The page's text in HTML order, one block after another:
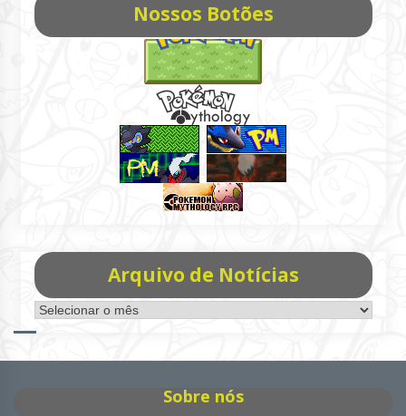
Nossos Botões
Arquivo de Notícias
Arquivo
de
Sobre nós